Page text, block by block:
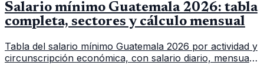
Salario mínimo Guatemala 2026: tabla
completa, sectores y cálculo mensual
Tabla del salario mínimo Guatemala 2026 por actividad y
circunscripción económica, con salario diario, mensual,